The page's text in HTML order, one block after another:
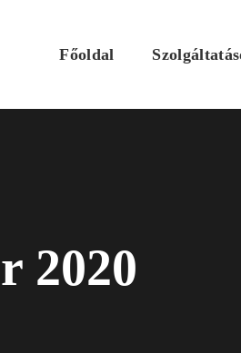
Főoldal
2020